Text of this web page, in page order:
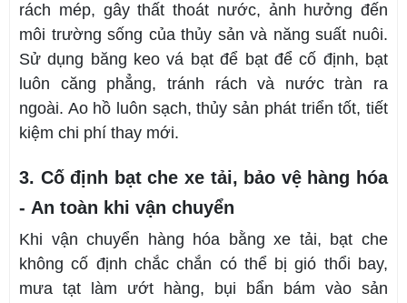
rách mép, gây thất thoát nước, ảnh hưởng đến
môi trường sống của thủy sản và năng suất nuôi.
Sử dụng băng keo vá bạt để bạt để cố định, bạt
luôn căng phẳng, tránh rách và nước tràn ra
ngoài. Ao hồ luôn sạch, thủy sản phát triển tốt, tiết
kiệm chi phí thay mới.
3. Cố định bạt che xe tải, bảo vệ hàng hóa
- An toàn khi vận chuyển
Khi vận chuyển hàng hóa bằng xe tải, bạt che
không cố định chắc chắn có thể bị gió thổi bay,
mưa tạt làm ướt hàng, bụi bẩn bám vào sản